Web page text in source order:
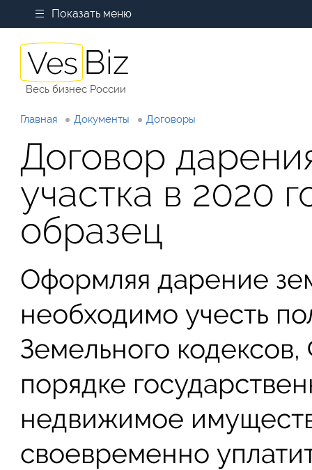
Показать меню
Весь бизнес России
Главная Документы Договоры
Договор
участка в 2020
образец
Оформляя дарение
необходимо учесть
Земельного
порядке
недвижимое
своевременно